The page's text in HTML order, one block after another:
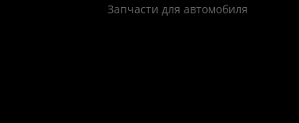
Запчасти для автомобиля